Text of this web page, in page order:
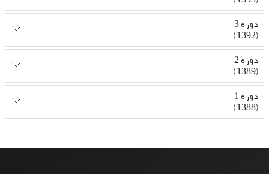
دوره 3
(1392)
دوره 2
(1389)
دوره 1
(1388)